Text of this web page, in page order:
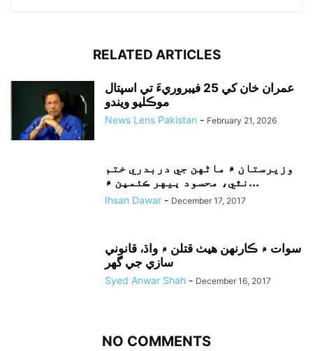
RELATED ARTICLES
عمران خان کي 25 فيبروريءَ تي اسپتال
موڪليو ويندو
News Lens Pakistan - February 21, 2026
وزيرستان ۾ ماڻهن جي دربدري ختم
نٿي، محسود ٻيهر ڪئمپن ۾...
Ihsan Dawar - December 17, 2017
سوات ۾ ڪارنهن هيٺ قتلن ۾ واڌ، قانوني
سازي جي گهر
Syed Anwar Shah - December 16, 2017
NO COMMENTS